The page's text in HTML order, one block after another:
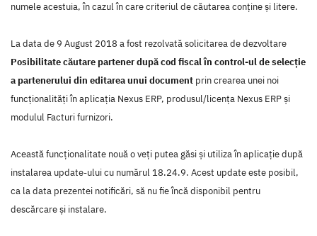
numele acestuia, în cazul în care criteriul de căutarea conține și litere.
La data de 9 August 2018 a fost rezolvată solicitarea de dezvoltare
Posibilitate căutare partener după cod fiscal în control-ul de selecție
a partenerului din editarea unui document prin crearea unei noi
funcţionalităţi în aplicaţia Nexus ERP, produsul/licenţa Nexus ERP şi
modulul Facturi furnizori.
Această funcţionalitate nouă o veţi putea găsi şi utiliza în aplicaţie după
instalarea update-ului cu numărul 18.24.9. Acest update este posibil,
ca la data prezentei notificări, să nu fie încă disponibil pentru
descărcare şi instalare.